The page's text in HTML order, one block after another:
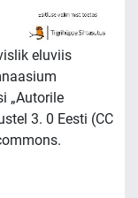
eluviis
„Autorile
3. 0 Eesti (CC